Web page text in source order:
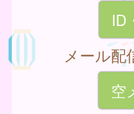
ID
メール配
空